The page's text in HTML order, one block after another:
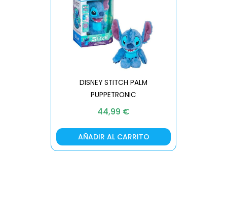
DISNEY STITCH PALM
PUPPETRONIC
44,99 €
AÑADIR AL CARRITO